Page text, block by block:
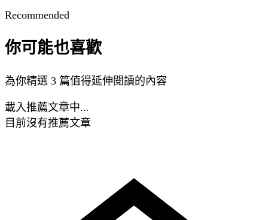
Recommended
你可能也喜歡
為你精選 3 篇值得延伸閱讀的內容
載入推薦文章中...
目前沒有推薦文章